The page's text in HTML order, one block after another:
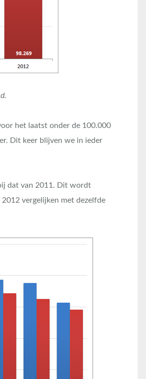
het laatst onder de 100.000
Dit keer blijven we in ieder
dat van 2011. Dit wordt
vergelijken met dezelfde